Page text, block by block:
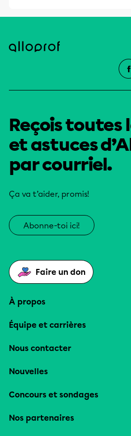
Reçois toutes
et astuces
par courriel.
Ça va t’aider, promis!
Abonne-toi ici!
Faire un don
À propos
Équipe et carrières
Nous contacter
Nouvelles
Concours et sondages
Nos partenaires